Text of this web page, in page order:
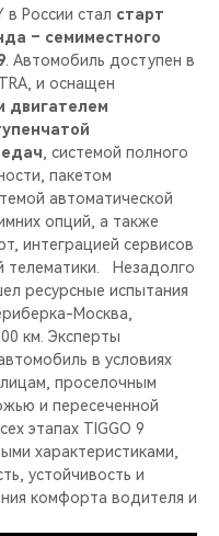
в России стал старт
– семиместного
. Автомобиль доступен в
и оснащен
двигателем
, системой полного
пакетом
автоматической
опций, а также
интеграцией сервисов
телематики. Незадолго
ресурсные испытания
Москва,
км. Эксперты
в условиях
проселочным
и пересеченной
этапах TIGGO 9
характеристиками,
устойчивость и
комфорта водителя и